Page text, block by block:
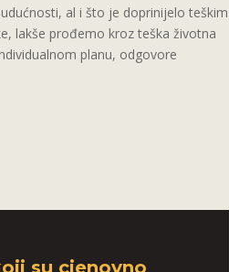
al i što je doprinijelo teškim
lakše prođemo kroz teška životna
planu, odgovore
su cjenovno